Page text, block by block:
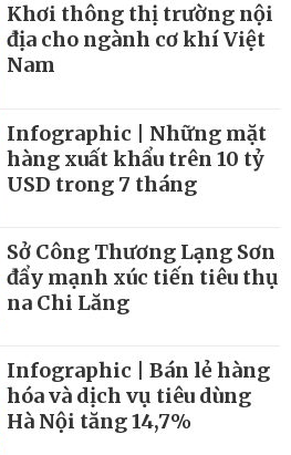
Khơi thông thị trường nội
địa cho ngành cơ khí Việt
Nam
Infographic | Những mặt
hàng xuất khẩu trên 10 tỷ
USD trong 7 tháng
Sở Công Thương Lạng Sơn
đẩy mạnh xúc tiến tiêu thụ
na Chi Lăng
Infographic | Bán lẻ hàng
hóa và dịch vụ tiêu dùng
Hà Nội tăng 14,7%